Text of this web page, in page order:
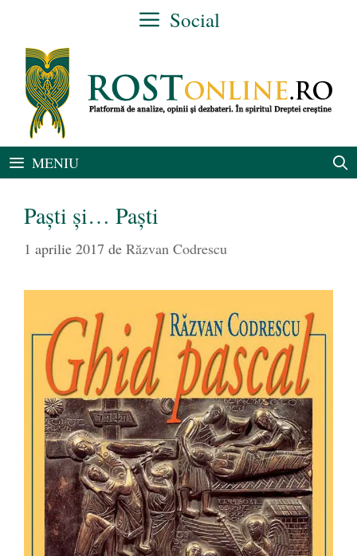
conținut
Social
MENIU
Paști și… Paști
1 aprilie 2017 de Răzvan Codrescu